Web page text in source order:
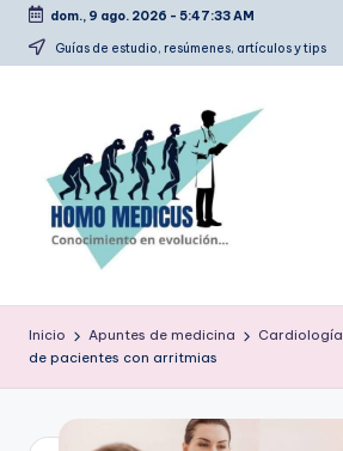
Saltar
dom., 9 ago. 2026 - 5:47:34 AM
Guías de estudio, resúmenes, artículos y tips
o
m
estudio,
Inicio Apuntes de medicina Cardiología
de pacientes con arritmias